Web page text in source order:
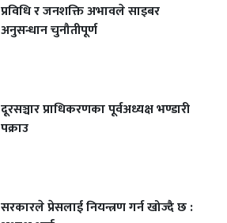
प्रविधि र जनशक्ति अभावले साइबर
अनुसन्धान चुनौतीपूर्ण
दूरसञ्चार प्राधिकरणका पूर्वअध्यक्ष भण्डारी
पक्राउ
सरकारले प्रेसलाई नियन्त्रण गर्न खोज्दै छ :